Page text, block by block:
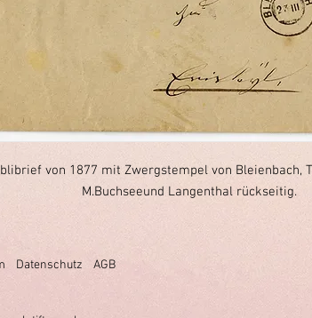
von 1877 mit Zwergstempel von Bleienbach,
M.Buchseeund Langenthal rückseitig.
Datenschutz AGB